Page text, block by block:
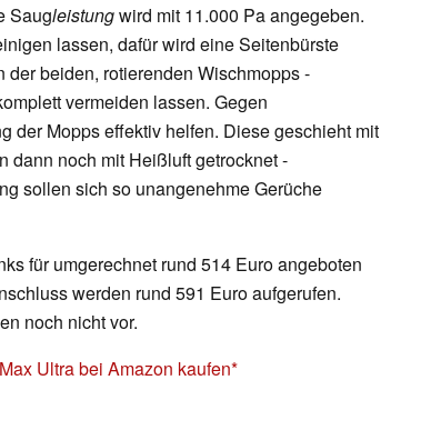
Saugleistungwird mit 11.000 Pa angegeben.
lassen, dafür wird eine Seitenbürste
beiden, rotierenden Wischmopps -
vermeiden lassen. Gegen
der Mopps effektiv helfen. Diese geschieht mit
dann noch mit Heißluft getrocknet -
sollen sich so unangenehme Gerüche
für umgerechnet rund 514 Euro angeboten
werden rund 591 Euro aufgerufen.
noch nicht vor.
Ultra bei Amazon kaufen